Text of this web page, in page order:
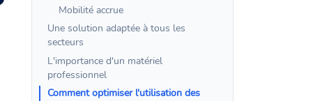
Mobilité accrue
Une solution adaptée à tous les
secteurs
L'importance d'un matériel
professionnel
Comment optimiser l'utilisation des